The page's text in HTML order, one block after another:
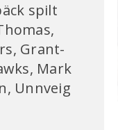
spilt
Grant-
Mark
Unnveig